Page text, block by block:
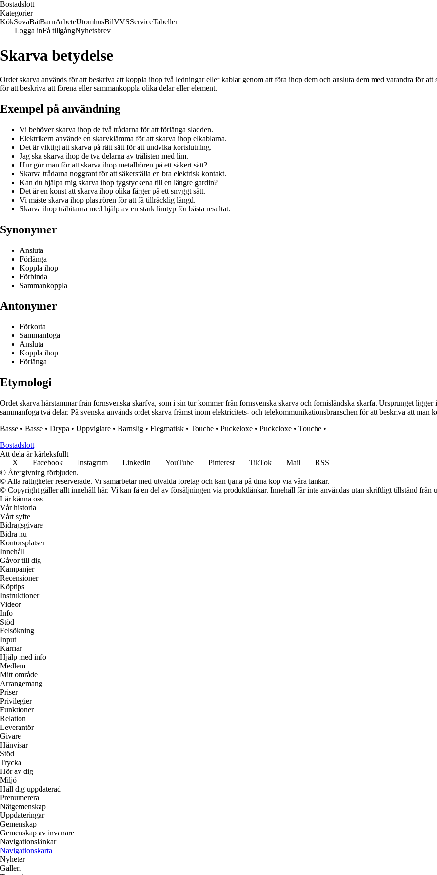
Bostadslott
Kategorier
KökSovaBåtBarnArbeteUtomhusBilVVSServiceTabeller
Logga inFå tillgångNyhetsbrev
Skarva betydelse
Ordet skarva används för att beskriva att koppla ihop två ledningar eller kablar genom att föra ihop dem och ansluta dem med varandra för att
för att beskriva att förena eller sammankoppla olika delar eller element.
Exempel på användning
Vi behöver skarva ihop de två trådarna för att förlänga sladden.
Elektrikern använde en skarvklämma för att skarva ihop elkablarna.
Det är viktigt att skarva på rätt sätt för att undvika kortslutning.
Jag ska skarva ihop de två delarna av trälisten med lim.
Hur gör man för att skarva ihop metallrören på ett säkert sätt?
Skarva trådarna noggrant för att säkerställa en bra elektrisk kontakt.
Kan du hjälpa mig skarva ihop tygstyckena till en längre gardin?
Det är en konst att skarva ihop olika färger på ett snyggt sätt.
Vi måste skarva ihop plaströren för att få tillräcklig längd.
Skarva ihop träbitarna med hjälp av en stark limtyp för bästa resultat.
Synonymer
Ansluta
Förlänga
Koppla ihop
Förbinda
Sammankoppla
Antonymer
Förkorta
Sammanfoga
Ansluta
Koppla ihop
Förlänga
Etymologi
Ordet skarva härstammar från fornsvenska skarfva, som i sin tur kommer från fornsvenska skarva och fornisländska skarfa. Ursprunget
sammanfoga två delar. På svenska används ordet skarva främst inom elektricitets- och telekommunikationsbranschen för att beskriva att man
Basse • Basse • Drypa • Uppviglare • Barnslig • Flegmatisk • Touche • Puckeloxe • Puckeloxe • Touche •
Bostadslott
Att dela är kärleksfullt
X
Facebook Instagram LinkedIn YouTube Pinterest TikTok Mail
RSS
© Återgivning förbjuden.
© Alla rättigheter reserverade. Vi samarbetar med utvalda företag och kan tjäna på dina köp via våra länkar.
© Copyright gäller allt innehåll här. Vi kan få en del av försäljningen via produktlänkar. Innehåll får inte användas utan skriftligt tillstånd från
Lär känna oss
Vår historia
Vårt syfte
Bidragsgivare
Bidra nu
Kontorsplatser
Innehåll
Gåvor till dig
Kampanjer
Recensioner
Köptips
Instruktioner
Videor
Info
Stöd
Felsökning
Input
Karriär
Hjälp med info
Medlem
Mitt område
Arrangemang
Priser
Privilegier
Funktioner
Relation
Leverantör
Givare
Hänvisar
Stöd
Trycka
Hör av dig
Miljö
Håll dig uppdaterad
Prenumerera
Nätgemenskap
Uppdateringar
Gemenskap
Gemenskap av invånare
Navigationslänkar
Navigationskarta
Nyheter
Galleri